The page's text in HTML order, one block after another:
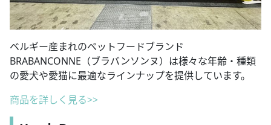
ベルギー産まれのペットフードブランド
BRABANCONNE（ブラバンソンヌ）は様々な年齢・種類
の愛犬や愛猫に最適なラインナップを提供しています。
商品を詳しく見る>>